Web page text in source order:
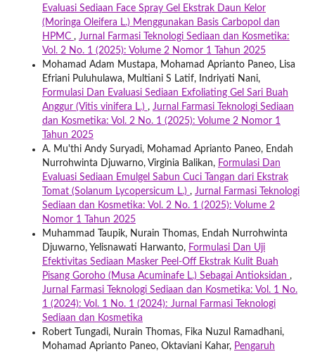
Evaluasi Sediaan Face Spray Gel Ekstrak Daun Kelor
(Moringa Oleifera L.) Menggunakan Basis Carbopol dan
HPMC , Jurnal Farmasi Teknologi Sediaan dan Kosmetika:
Vol. 2 No. 1 (2025): Volume 2 Nomor 1 Tahun 2025
Mohamad Adam Mustapa, Mohamad Aprianto Paneo, Lisa
Efriani Puluhulawa, Multiani S Latif, Indriyati Nani,
Formulasi Dan Evaluasi Sediaan Exfoliating Gel Sari Buah
Anggur (Vitis vinifera L.) , Jurnal Farmasi Teknologi Sediaan
dan Kosmetika: Vol. 2 No. 1 (2025): Volume 2 Nomor 1
Tahun 2025
A. Mu'thi Andy Suryadi, Mohamad Aprianto Paneo, Endah
Nurrohwinta Djuwarno, Virginia Balikan, Formulasi Dan
Evaluasi Sediaan Emulgel Sabun Cuci Tangan dari Ekstrak
Tomat (Solanum Lycopersicum L.) , Jurnal Farmasi Teknologi
Sediaan dan Kosmetika: Vol. 2 No. 1 (2025): Volume 2
Nomor 1 Tahun 2025
Muhammad Taupik, Nurain Thomas, Endah Nurrohwinta
Djuwarno, Yelisnawati Harwanto, Formulasi Dan Uji
Efektivitas Sediaan Masker Peel-Off Ekstrak Kulit Buah
Pisang Goroho (Musa Acuminafe L.) Sebagai Antioksidan ,
Jurnal Farmasi Teknologi Sediaan dan Kosmetika: Vol. 1 No.
1 (2024): Vol. 1 No. 1 (2024): Jurnal Farmasi Teknologi
Sediaan dan Kosmetika
Robert Tungadi, Nurain Thomas, Fika Nuzul Ramadhani,
Mohamad Aprianto Paneo, Oktaviani Kahar, Pengaruh